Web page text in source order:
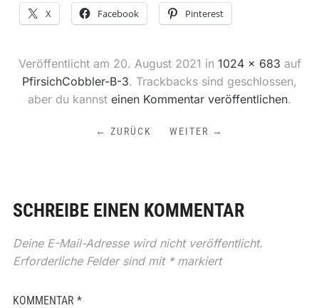
X Facebook Pinterest
Veröffentlicht am 20. August 2021 in 1024 × 683 auf
PfirsichCobbler-B-3. Trackbacks sind geschlossen,
aber du kannst einen Kommentar veröffentlichen.
← ZURÜCK WEITER →
SCHREIBE EINEN KOMMENTAR
Deine E-Mail-Adresse wird nicht veröffentlicht.
Erforderliche Felder sind mit *markiert
KOMMENTAR *